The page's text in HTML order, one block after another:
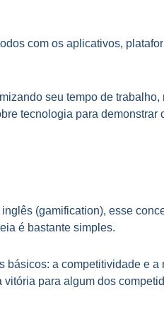
com os aplicativos,
seu tempo de
tecnologia para
(gamification), esse
é bastante simples.
a competitividade e
para algum dos